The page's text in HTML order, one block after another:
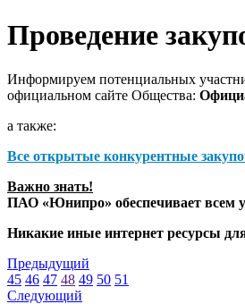
Проведение
Информируем потенциальных
официальном сайте Общества:
а также:
Все открытые конкурентные
Важно знать!
ПАО «Юнипро» обеспечивает всем
Никакие иные интернет ресурсы
Предыдущий
45 46 47 48 49 50 51
Следующий